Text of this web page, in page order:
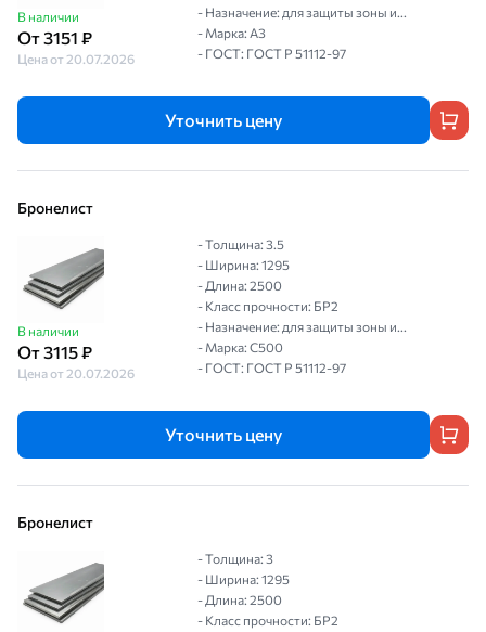
В наличии
От 3151 ₽
Цена от 20.07.2026
- Назначение: для защиты зоны и...
- Марка: А3
- ГОСТ: ГОСТ P 51112-97
Уточнить цену
Бронелист
В наличии
От 3115 ₽
Цена от 20.07.2026
- Толщина: 3.5
- Ширина: 1295
- Длина: 2500
- Класс прочности: БР2
- Назначение: для защиты зоны и...
- Марка: С500
- ГОСТ: ГОСТ P 51112-97
Уточнить цену
Бронелист
- Толщина: 3
- Ширина: 1295
- Длина: 2500
- Класс прочности: БР2